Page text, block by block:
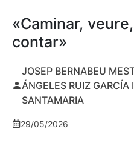
«Caminar,
contar»
JOSEP BERNABEU
ÁNGELES RUIZ GARCÍA
SANTAMARIA
29/05/2026